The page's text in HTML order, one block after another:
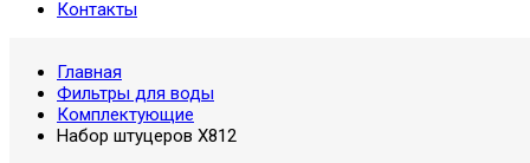
Контакты
Главная
Фильтры для воды
Комплектующие
Набор штуцеров X812